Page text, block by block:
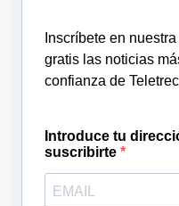
Inscríbete en
gratis las noticias
confianza de
Introduce tu
suscribirte